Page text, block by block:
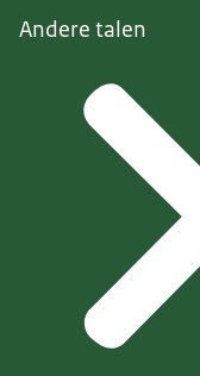
Andere talen